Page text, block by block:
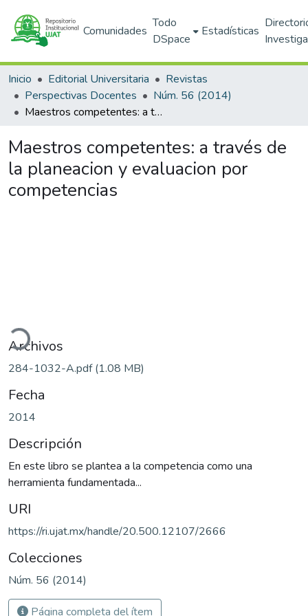
Comunidades
Todo
DSpace
Estadísticas
Inicio Editorial Universitaria
Revistas
Perspectivas Docentes
Núm. 56 (2014)
Maestros competentes: a través de la planeacion y evaluacion por competencias
Maestros competentes: a través de
la planeacion y evaluacion por
competencias
Archivos
284-1032-A.pdf(1.08 MB)
Fecha
2014
Descripción
En este libro se plantea a la competencia como una
herramienta fundamentada...
URI
https://ri.ujat.mx/handle/20.500.12107/2666
Colecciones
Núm. 56 (2014)
Página completa del ítem